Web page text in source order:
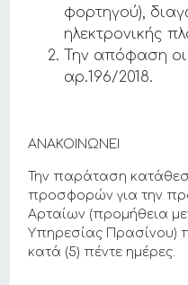
φορτηγού),
ηλεκτρονικής
Την απόφαση
αρ.196/2018.
ΑΝΑΚΟΙΝΩΝΕΙ
Την παράταση
προσφορών για την
Αρταίων (προμήθεια
Υπηρεσίας Πρασίνου)
κατά (5) πέντε ημέρες.